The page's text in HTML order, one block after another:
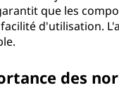
que les
d'utilisation.
des